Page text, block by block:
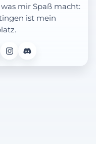
mir Spaß macht:
ist mein